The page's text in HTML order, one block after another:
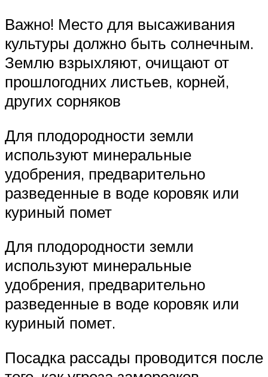
Важно! Место для высаживания
культуры должно быть солнечным.
Землю взрыхляют, очищают от
прошлогодних листьев, корней,
других сорняков
Для плодородности земли
используют минеральные
удобрения, предварительно
разведенные в воде коровяк или
куриный помет
Для плодородности земли
используют минеральные
удобрения, предварительно
разведенные в воде коровяк или
куриный помет.
Посадка рассады проводится после